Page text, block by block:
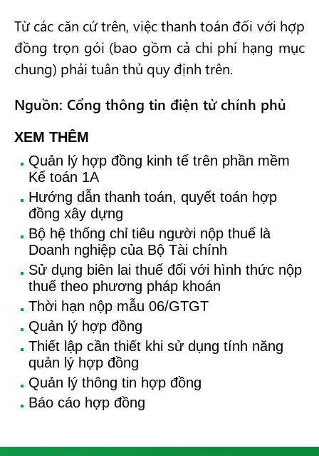
Từ các căn cứ trên, việc thanh toán đối với hợp
đồng trọn gói (bao gồm cả chi phí hạng mục
chung) phải tuân thủ quy định trên.
Nguồn: Cổng thông tin điện tử chính phủ
XEM THÊM
Quản lý hợp đồng kinh tế trên phần mềm
Kế toán 1A
Hướng dẫn thanh toán, quyết toán hợp
đồng xây dựng
Bộ hệ thống chỉ tiêu người nộp thuế là
Doanh nghiệp của Bộ Tài chính
Sử dụng biên lai thuế đối với hình thức nộp
thuế theo phương pháp khoán
Thời hạn nộp mẫu 06/GTGT
Quản lý hợp đồng
Thiết lập cần thiết khi sử dụng tính năng
quản lý hợp đồng
Quản lý thông tin hợp đồng
Báo cáo hợp đồng